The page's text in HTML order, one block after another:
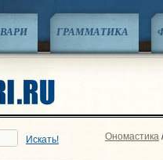
ГРАММАТИКА
Искать! Ономастика/